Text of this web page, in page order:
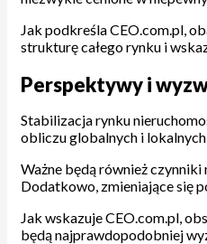
Jak podkreśla CEO.com.pl,
strukturę całego rynku i
Perspektywy i
Stabilizacja rynku
obliczu globalnych i
Ważne będą również
Dodatkowo, zmieniające się
Jak wskazuje CEO.com.pl,
będą najprawdopodobniej